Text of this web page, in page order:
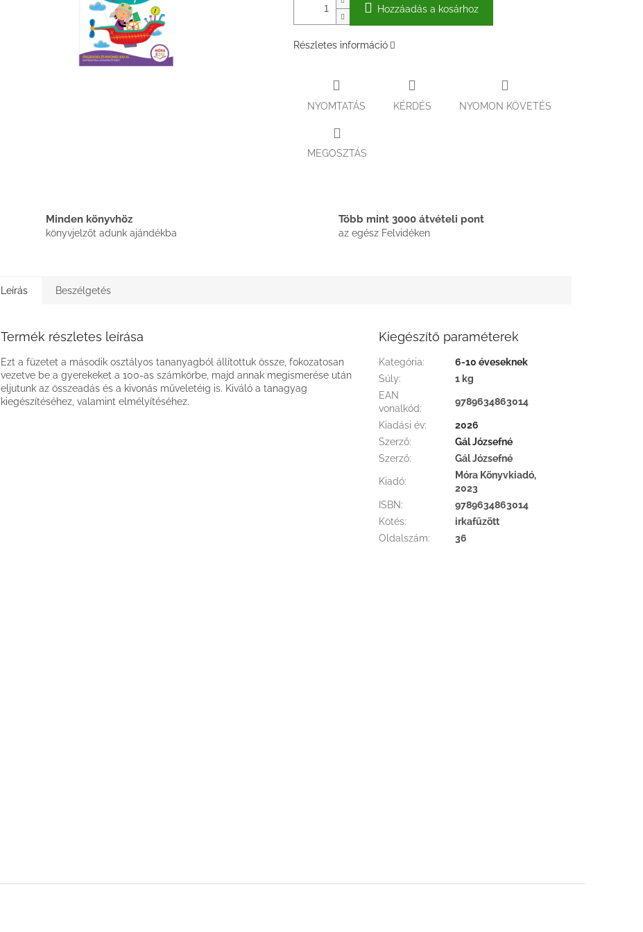
Hozzáadás a kosárhoz
Részletes információ
NYOMTATÁS KÉRDÉS NYOMON KÖVETÉS
MEGOSZTÁS
Minden könyvhöz
könyvjelzőt adunk ajándékba
Több mint 3000 átvételi pont
az egész Felvidéken
Leírás Beszélgetés
Termék részletes leírása
Ezt a füzetet a második osztályos tananyagból állítottuk össze, fokozatosan
vezetve be a gyerekeket a 100-as számkörbe, majd annak megismerése után
eljutunk az összeadás és a kivonás műveletéig is. Kiváló a tanagyag
kiegészítéséhez, valamint elmélyítéséhez.
Kiegészítő paraméterek
Kategória:
6-10 éveseknek
Súly:
1 kg
EAN
vonalkód:
9789634863014
Kiadási év:
2026
Szerző:
Gál Józsefné
Szerző: Gál Józsefné
Kiadó:
Móra Könyvkiadó,
2023
ISBN:
9789634863014
Kötés:
irkafűzött
Oldalszám: 36